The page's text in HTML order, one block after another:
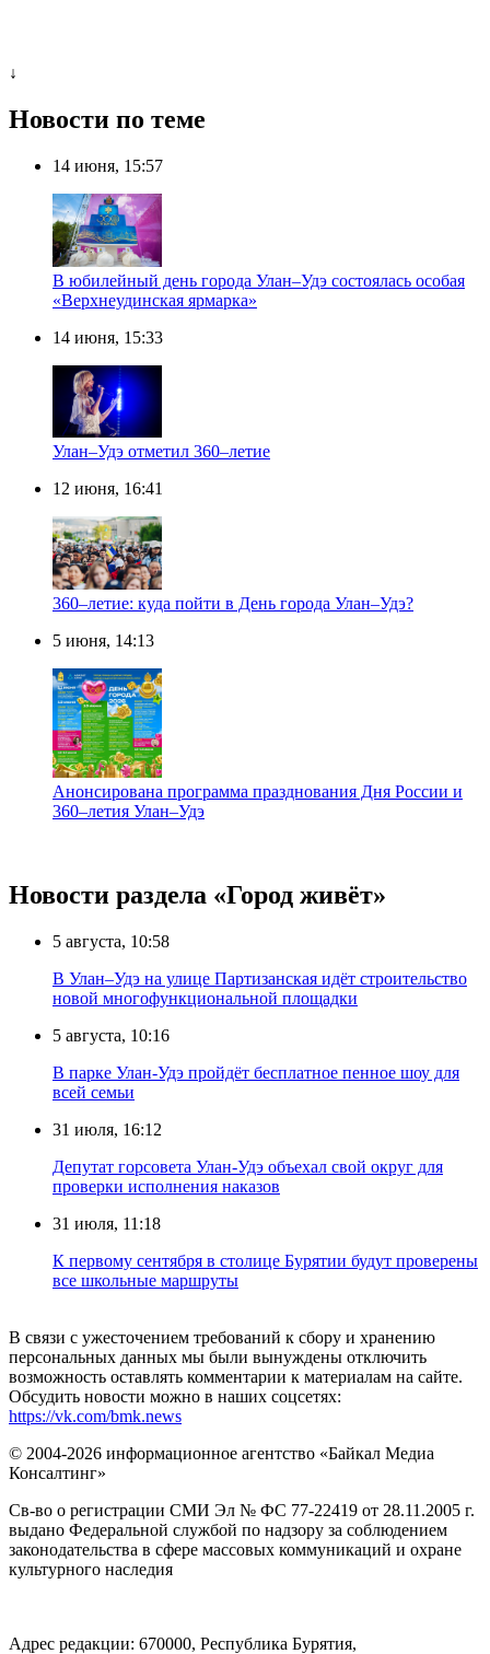
↓
Новости по теме
14 июня, 15:57
В юбилейный день города Улан–Удэ состоялась особая
«Верхнеудинская ярмарка»
14 июня, 15:33
Улан–Удэ отметил 360–летие
12 июня, 16:41
360–летие: куда пойти в День города Улан–Удэ?
5 июня, 14:13
Анонсирована программа празднования Дня России и
360–летия Улан–Удэ
Новости раздела «Город живёт»
5 августа, 10:58
В Улан–Удэ на улице Партизанская идёт строительство
новой многофункциональной площадки
5 августа, 10:16
В парке Улан-Удэ пройдёт бесплатное пенное шоу для
всей семьи
31 июля, 16:12
Депутат горсовета Улан-Удэ объехал свой округ для
проверки исполнения наказов
31 июля, 11:18
К первому сентября в столице Бурятии будут проверены
все школьные маршруты
В связи с ужесточением требований к сбору и хранению
персональных данных мы были вынуждены отключить
возможность оставлять комментарии к материалам на сайте.
Обсудить новости можно в наших соцсетях:
https://vk.com/bmk.news
© 2004-2026 информационное агентство «Байкал Медиа
Консалтинг»
Св-во о регистрации СМИ Эл № ФС 77-22419 от 28.11.2005 г.
выдано Федеральной службой по надзору за соблюдением
законодательства в сфере массовых коммуникаций и охране
культурного наследия
Адрес редакции: 670000, Республика Бурятия,